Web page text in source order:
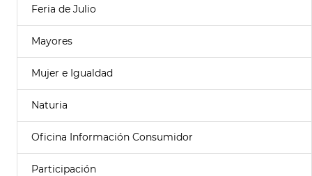
Feria de Julio
Mayores
Mujer e Igualdad
Naturia
Oficina Información Consumidor
Participación